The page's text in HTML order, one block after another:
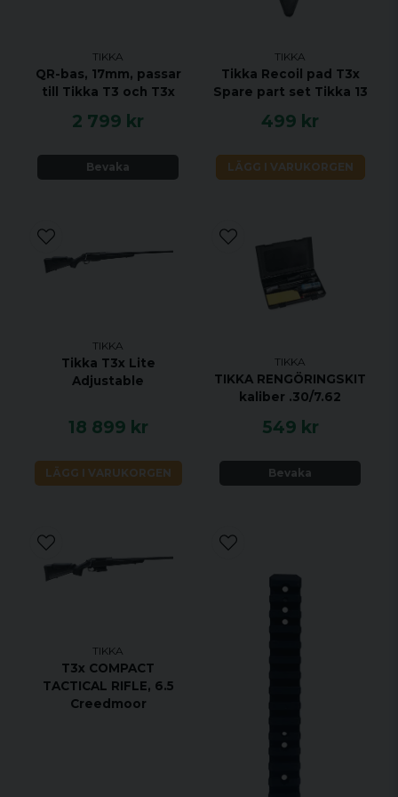
TIKKA
QR-bas, 17mm, passar
till Tikka T3 och T3x
2 799 kr
Bevaka
TIKKA
Tikka Recoil pad T3x
Spare part set Tikka 13
499 kr
LÄGG I VARUKORGEN
TIKKA
Tikka T3x Lite
Adjustable
18 899 kr
LÄGG I VARUKORGEN
TIKKA
TIKKA RENGÖRINGSKIT
kaliber .30/7.62
549 kr
Bevaka
TIKKA
T3x COMPACT
TACTICAL RIFLE, 6.5
Creedmoor
UTLÖSARE TVÅSTEGS TRIGGER
MATERIAL ROSTFRITT STÅL
STOCK MATERIAL LAMINAT
STOCK FINISH OLJAD ORANGE
GÄNGAD WS
JUSTERBAR KOLVKAM NEJ
UTBYTBART GREPP NEJ
RAFFLAD BULT NEJ
Legendarisk noggrannhet sedan 1918